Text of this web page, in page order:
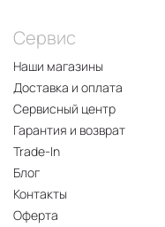
Сервис
Наши магазины
Доставка и оплата
Сервисный центр
Гарантия и возврат
Trade-In
Блог
Контакты
Оферта